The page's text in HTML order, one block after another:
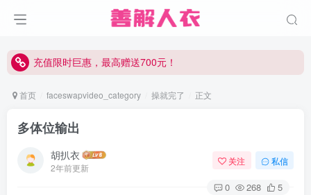
充值限时巨惠，最高赠送700元！
首页 faceswapvideo_category 操就完了 正文
多体位输出
胡扒衣
2年前更新
关注 私信
0 268
5